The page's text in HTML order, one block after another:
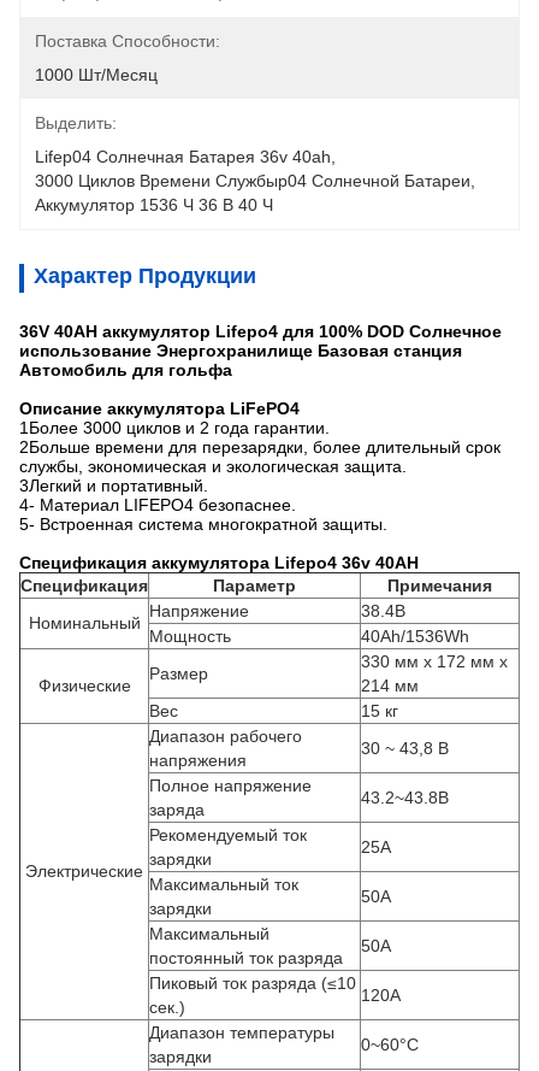
Поставка Способности:
1000 Шт/месяц
Выделить:
Lifep04 Солнечная Батарея 36v 40ah
3000 Циклов Времени Службыp04 Солнечной Батареи
Аккумулятор 1536 Ч 36 В 40 Ч
Характер Продукции
36V 40AH аккумулятор Lifepo4 для 100% DOD Солнечное
использование Энергохранилище Базовая станция
Автомобиль для гольфа
Описание аккумулятора LiFePO4
1Более 3000 циклов и 2 года гарантии.
2Больше времени для перезарядки, более длительный срок
службы, экономическая и экологическая защита.
3Легкий и портативный.
4- Материал LIFEPO4 безопаснее.
5- Встроенная система многократной защиты.
Спецификация аккумулятора Lifepo4 36v 40AH
Спецификация
Параметр
Примечания
Номинальный
Напряжение
38.4В
Мощность
40Ah/1536Wh
Физические
Размер
330 мм х 172 мм х
214 мм
Вес
15 кг
Электрические
Диапазон рабочего
напряжения
30 ~ 43,8 В
Полное напряжение
заряда
43.2~43.8В
Рекомендуемый ток
зарядки
25А
Максимальный ток
зарядки
50А
Максимальный
постоянный ток разряда
50А
Пиковый ток разряда (≤10
сек.)
120А
Диапазон температуры
зарядки
0~60°C